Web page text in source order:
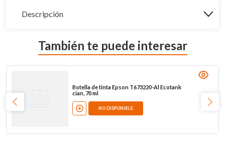
Descripción
También te puede interesar
Botella de tinta Epson T673220-Al Ecotank
cian, 70 ml
NO DISPONIBLE